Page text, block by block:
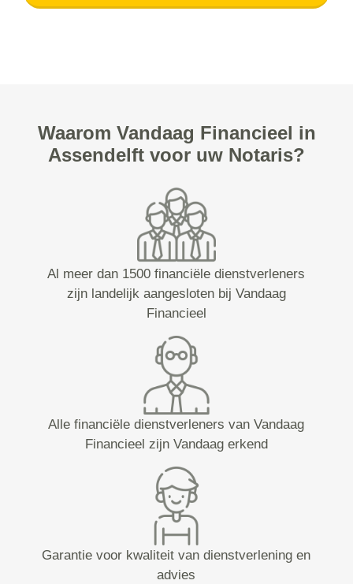
Waarom Vandaag Financieel in
Assendelft voor uw Notaris?
Al meer dan 1500 financiële dienstverleners
zijn landelijk aangesloten bij Vandaag
Financieel
Alle financiële dienstverleners van Vandaag
Financieel zijn Vandaag erkend
Garantie voor kwaliteit van dienstverlening en
advies